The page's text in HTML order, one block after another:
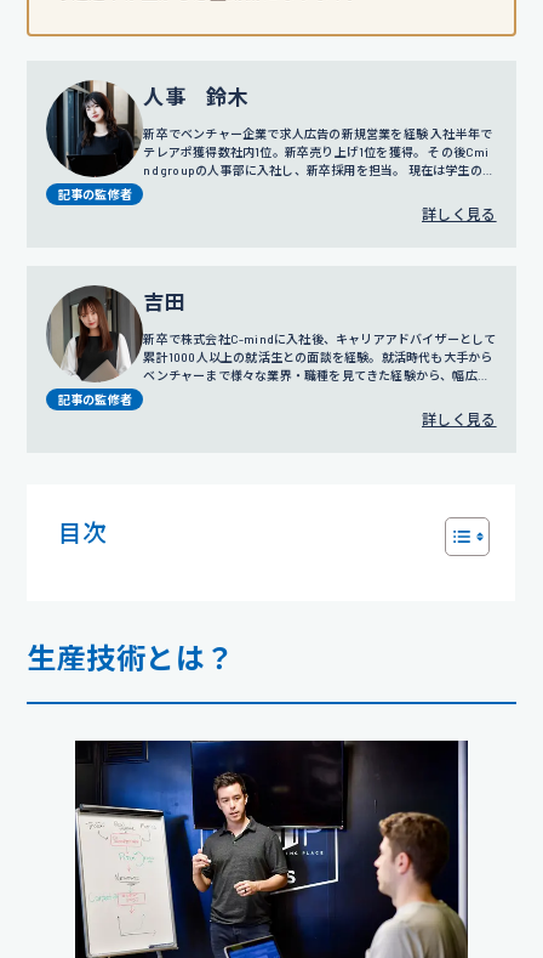
記事の監修者
人事 鈴木
新卒でベンチャー企業で求人広告の新規営業を経験 入社半年で
テレアポ獲得数社内1位。新卒売り上げ1位を獲得。 その後Cmi
nd groupの人事部に入社し、新卒採用を担当。 現在は学生の面
詳しく見る
記事の監修者
吉田
新卒で株式会社C-mindに入社後、キャリアアドバイザーとして
累計1000人以上の就活生との面談を経験。就活時代も大手から
ベンチャーまで様々な業界・職種を見てきた経験から、幅広い
詳しく見る
目次
生産技術とは？